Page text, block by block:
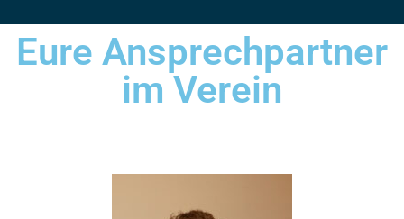
Eure Ansprechpartner
im Verein